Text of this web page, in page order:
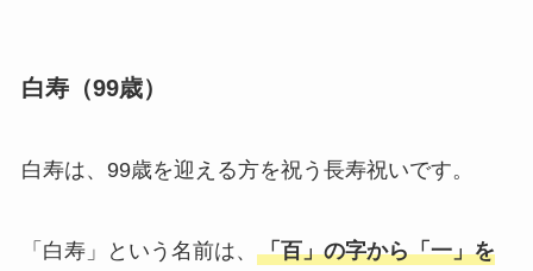
白寿（99歳）
白寿は、99歳を迎える方を祝う長寿祝いです。
「白寿」という名前は、 「百」の字から「一」を